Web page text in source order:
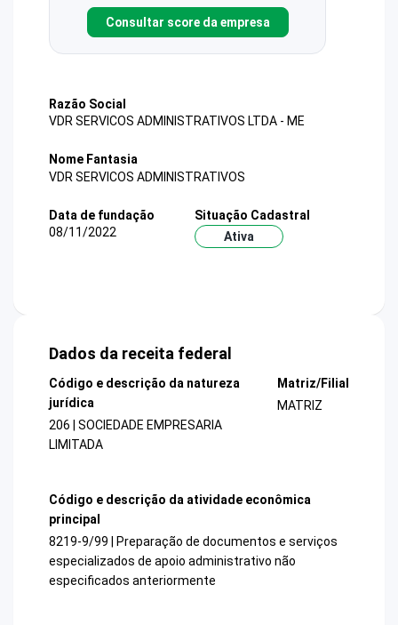
Consultar score da empresa
Razão Social
VDR SERVICOS ADMINISTRATIVOS LTDA - ME
Nome Fantasia
VDR SERVICOS ADMINISTRATIVOS
Data de fundação
08/11/2022
Situação Cadastral
Ativa
Dados da receita federal
Código e descrição da natureza
jurídica
206 | SOCIEDADE EMPRESARIA
LIMITADA
Matriz/Filial
MATRIZ
Código e descrição da atividade econômica
principal
8219-9/99 | Preparação de documentos e serviços
especializados de apoio administrativo não
especificados anteriormente